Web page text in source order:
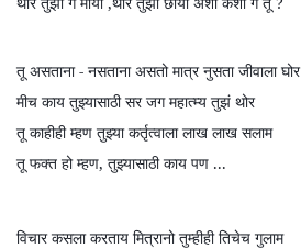
तू असताना- नसताना असतो मात्र नुसता जीवाला घोर
मीच काय तुझ्यासाठी सर जग महात्म्य तुझं थोर
तू काहीही म्हण तुझ्या कर्तृत्वाला लाख लाख सलाम
तू फक्त हो म्हण, तुझ्यासाठी काय पण ...
विचार कसला करताय मित्रानो तुम्हीही तिचेच गुलाम